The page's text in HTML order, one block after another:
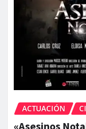
ACTUACIÓN
«Asesinos